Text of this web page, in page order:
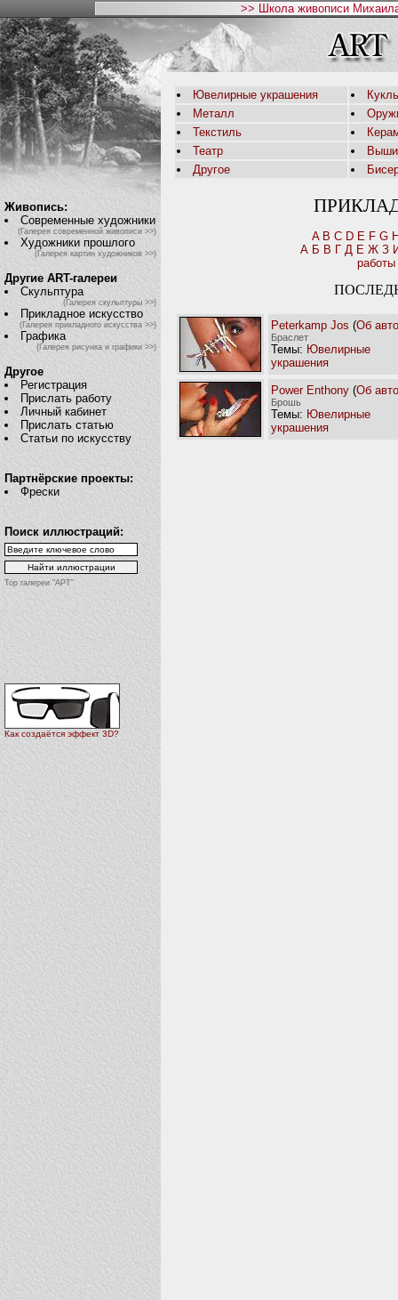
>> Школа живописи
Живопись:
Современные художники
(Галерея современной живописи >>)
Художники прошлого
(Галерея картин художников >>)
Другие ART-галереи
Скульптура
(Галерея скульптуры >>)
Прикладное искусство
(Галерея прикладного искусства >>)
Графика
(Галерея рисунка и графики >>)
Другое
Регистрация
Прислать работу
Личный кабинет
Прислать статью
Статьи по искусству
Партнёрские проекты:
Фрески
Поиск иллюстраций:
Top галереи "АРТ"
Как создаётся эффект 3D?
Ювелирные украшения
Металл
Текстиль
Театр
Другое
A B C D E F G
А Б В Г Д Е Ж З
работы
Peterkamp Jos (Об
Браслет
Темы: Ювелирные
украшения
Power Enthony (Об
Брошь
Темы: Ювелирные
украшения